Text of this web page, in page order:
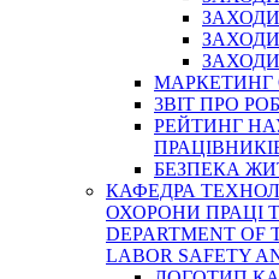
ЗАХОДИ
ЗАХОДИ
ЗАХОДИ
МАРКЕТИНГ
3BIT ПРО
РЕЙТИНГ
БЕЗПЕКА
КАФЕДРА
ОХОРОНИ ПРАЦІ
DEPARTMENT OF
LABOR SAFETY